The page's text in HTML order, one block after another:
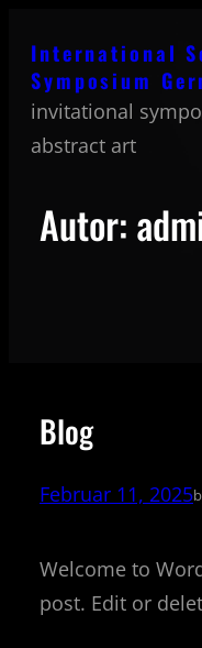
zum
Inhalt
wechseln
International
Symposium
invitational
abstract art
Autor:
Blog
Februar 11, 2025
Welcome to
post. Edit or